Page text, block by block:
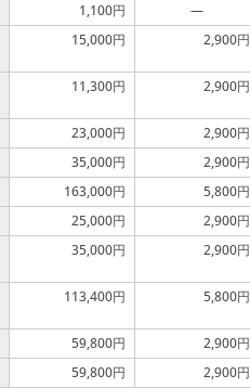
1,100円 —
15,000円 2,900円
11,300円 2,900円
23,000円
2,900円
35,000円 2,900円
163,000円 5,800円
25,000円 2,900円
35,000円 2,900円
113,400円 5,800円
59,800円 2,900円
59,800円 2,900円